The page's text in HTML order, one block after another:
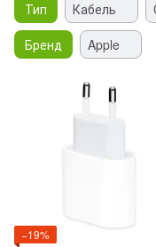
Тип Кабель
Бренд
Apple
−19%